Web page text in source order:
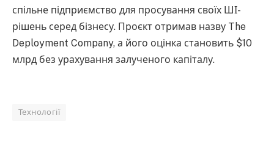
спільне підприємство для просування своїх ШІ-
рішень серед бізнесу. Проєкт отримав назву The
Deployment Company, а його оцінка становить $10
млрд без урахування залученого капіталу.
Технології